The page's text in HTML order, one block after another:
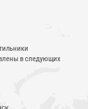
в следующих